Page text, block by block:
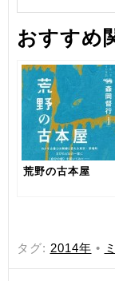
おすすめ
荒野の古本屋
タグ: 2014年 •